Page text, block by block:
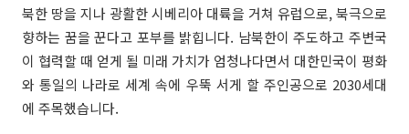
북한 땅을 지나 광활한 시베리아 대륙을 거쳐 유럽으로, 북극으로
향하는 꿈을 꾼다고 포부를 밝힙니다. 남북한이 주도하고 주변국
이 협력할 때 얻게 될 미래 가치가 엄청나다면서 대한민국이 평화
와 통일의 나라로 세계 속에 우뚝 서게 할 주인공으로 2030세대
에 주목했습니다.